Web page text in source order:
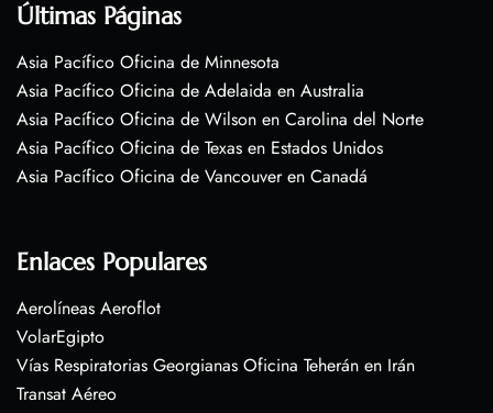
Últimas Páginas
Asia Pacífico Oficina de Minnesota
Asia Pacífico Oficina de Adelaida en Australia
Asia Pacífico Oficina de Wilson en Carolina del Norte
Asia Pacífico Oficina de Texas en Estados Unidos
Asia Pacífico Oficina de Vancouver en Canadá
Enlaces Populares
Aerolíneas Aeroflot
VolarEgipto
Vías Respiratorias Georgianas Oficina Teherán en Irán
Transat Aéreo